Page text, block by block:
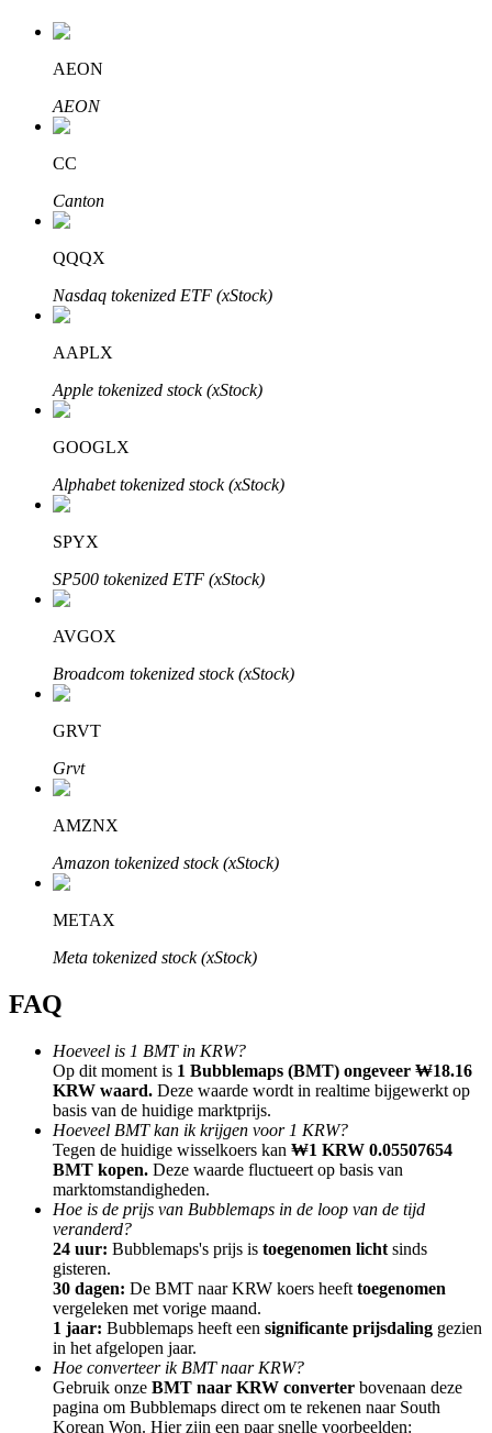
Auto Invest
Grijp langetermijnwinst en flexibele belangen
Leer staken
Meer informatie over het verdienen van passief inkomen
Bitrue
AI
Tot 65% commissies!
Doorverwijzing
Nodig een vriend uit om contante beloningen te ontvangen
Deposit CASHCAT & Win
AEON
AEON
CC
Canton
QQQX
Nasdaq tokenized ETF (xStock)
AAPLX
Apple tokenized stock (xStock)
GOOGLX
Alphabet tokenized stock (xStock)
SPYX
SP500 tokenized ETF (xStock)
AVGOX
Broadcom tokenized stock (xStock)
GRVT
Grvt
AMZNX
Amazon tokenized stock (xStock)
METAX
Meta tokenized stock (xStock)
FAQ
Hoeveel is 1 BMT in KRW?
Op dit moment is 1 Bubblemaps (BMT) ongeveer ₩18.16
KRW waard. Deze waarde wordt in realtime bijgewerkt op
basis van de huidige marktprijs.
Hoeveel BMT kan ik krijgen voor 1 KRW?
Tegen de huidige wisselkoers kan ₩1 KRW 0.05507654
BMT kopen. Deze waarde fluctueert op basis van
marktomstandigheden.
Hoe is de prijs van Bubblemaps in de loop van de tijd
veranderd?
24 uur: Bubblemaps's prijs is toegenomen licht sinds
gisteren.
30 dagen: De BMT naar KRW koers heeft toegenomen
vergeleken met vorige maand.
1 jaar: Bubblemaps heeft een significante prijsdaling gezien
in het afgelopen jaar.
Hoe converteer ik BMT naar KRW?
Gebruik onze BMT naar KRW converter bovenaan deze
pagina om Bubblemaps direct om te rekenen naar South
Korean Won. Hier zijn een paar snelle voorbeelden: